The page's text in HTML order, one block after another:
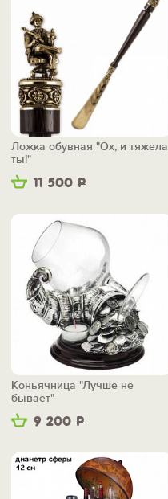
11 500 Р
Ложка обувная "Ох, и тяжела
ты!"
9 200 Р
Коньячница "Лучше не
бывает"